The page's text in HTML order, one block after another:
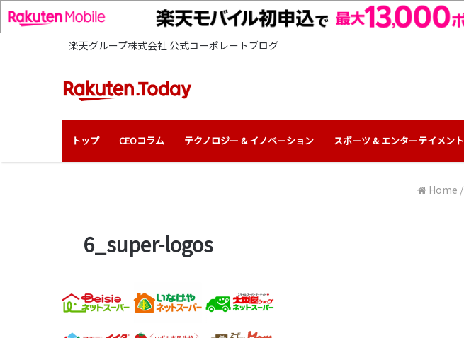
楽天グループ株式会社 公式コーポレートブログ
トップ CEOコラム テクノロジー & イノベーション スポーツ & エンターテイメント
Home /
6_super-logos